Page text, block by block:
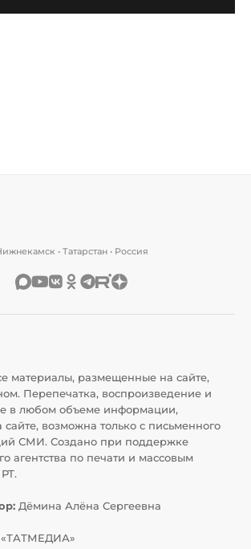
• Татарстан • Россия
материалы, размещенные на сайте,
Перепечатка, воспроизведение и
в любом объеме информации,
возможна только с письменного
СМИ. Создано при поддержке
агентства по печати и массовым
Дёмина Алёна Сергеевна